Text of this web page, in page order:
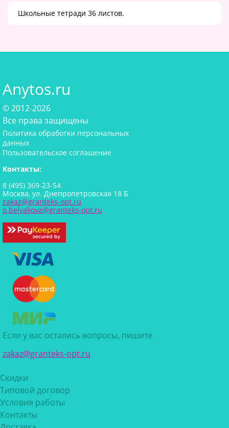
Школьные тетради 36 листов.
Anytos.ru
© 2012-2026
Все права защищены
Политика обработки персональных
данных
Пользовательское соглашение
Контакты:
8 (495) 369-23-54
Москва, ул. Днепропетровская 18 Б
zakaz@granteks-opt.ru
o.belyakova@granteks-opt.ru
Если у вас остались вопросы, пишите
zakaz@granteks-opt.ru
Скидки
Типовой договор
Условия работы
Контакты